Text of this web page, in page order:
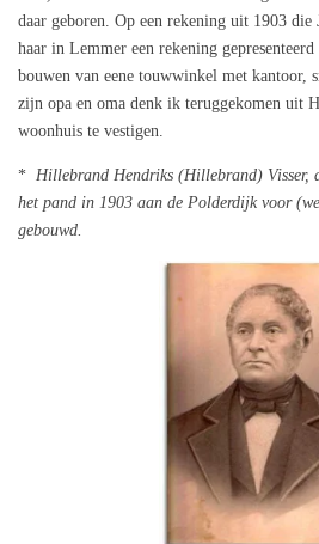
daar geboren. Op een rekening uit 1903
haar in Lemmer een rekening
bouwen van eene touwwinkel met kantoor,
zijn opa en oma denk ik teruggekomen uit
woonhuis te vestigen.
* Hillebrand Hendriks (Hillebrand) Visser,
het pand in 1903 aan de Polderdijk voor
gebouwd.